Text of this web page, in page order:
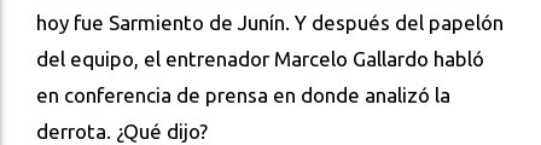
hoy fue Sarmiento de Junín. Y después del papelón
del equipo, el entrenador Marcelo Gallardo habló
en conferencia de prensa en donde analizó la
derrota. ¿Qué dijo?